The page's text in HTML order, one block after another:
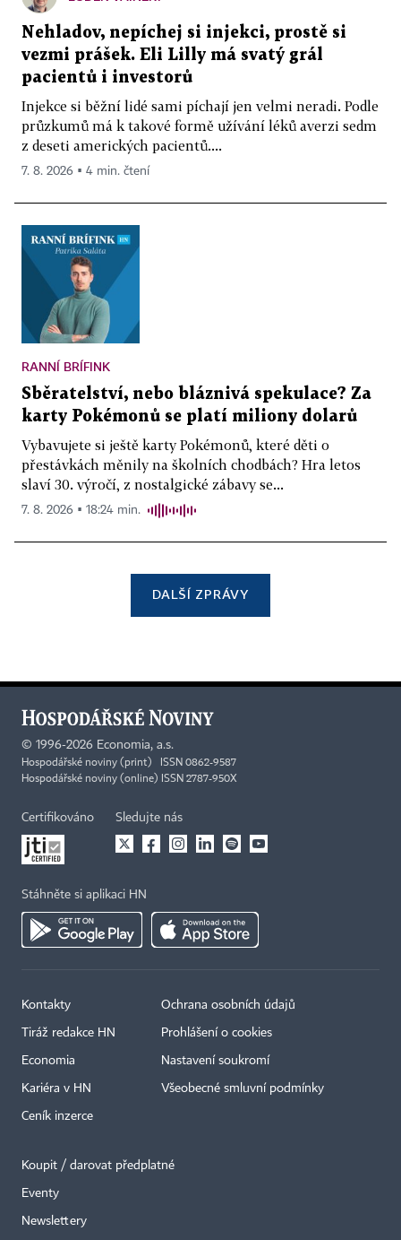
Nehladov, nepíchej si injekci, prostě si
vezmi prášek. Eli Lilly má svatý grál
pacientů i investorů
Injekce si běžní lidé sami píchají jen velmi neradi. Podle
průzkumů má k takové formě užívání léků averzi sedm
z deseti amerických pacientů....
7. 8. 2026 ▪ 4 min. čtení
RANNÍ BRÍFINK
Sběratelství, nebo bláznivá spekulace? Za
karty Pokémonů se platí miliony dolarů
Vybavujete si ještě karty Pokémonů, které děti o
přestávkách měnily na školních chodbách? Hra letos
slaví 30. výročí, z nostalgické zábavy se...
7. 8. 2026 ▪ 18:24 min.
DALŠÍ ZPRÁVY
© 1996-2026 Economia, a.s.
Hospodářské noviny (print) ISSN 0862-9587
Hospodářské noviny (online) ISSN 2787-950X
Certifikováno Sledujte nás
Stáhněte si aplikaci HN
Kontakty
Tiráž redakce HN
Economia
Kariéra v HN
Ceník inzerce
Ochrana osobních údajů
Prohlášení o cookies
Nastavení soukromí
Všeobecné smluvní podmínky
Koupit / darovat předplatné
Eventy
Newslettery